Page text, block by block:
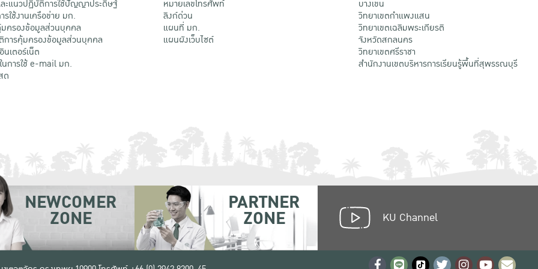
ะแนวปฏิบัติการใช้ปัญญาประดิษฐ์
รใช้งานเครือข่าย มก.
ครองข้อมูลส่วนบุคคล
ารคุ้มครองข้อมูลส่วนบุคคล
นเตอร์เน็ต
การใช้ e-mail มก.
ด
หมายเลขโทรศัพท์
ลิงก์ด่วน
แผนที่ มก.
แผนผังเว็บไซต์
บางเขน
วิทยาเขตกําแพงแสน
วิทยาเขตเฉลิมพระเกียรติ
จังหวัดสกลนคร
วิทยาเขตศรีราชา
สำนักงานเขตบริหารการเรียนรู้พื้นที่สุพรรณบุรี
NEWCOMER
ZONE
PARTNER
ZONE KU Channel